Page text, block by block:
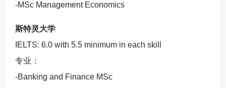
-MSc Management Economics
斯特灵大学
IELTS: 6.0 with 5.5 minimum in each skill
专业：
-Banking and Finance MSc